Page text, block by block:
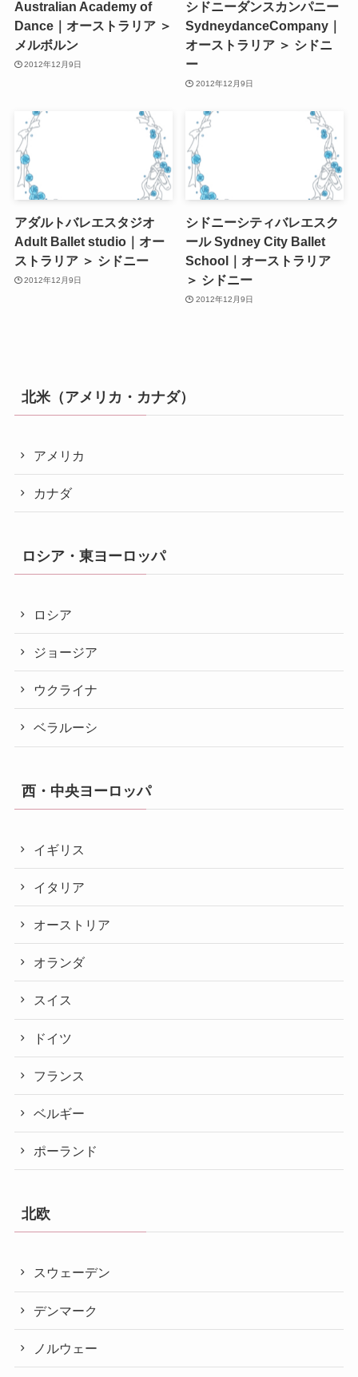
Australian Academy of
Dance｜オーストラリア ＞
メルボルン
2012年12月9日
シドニーダンスカンパニー
SydneydanceCompany｜
オーストラリア ＞ シドニ
ー
2012年12月9日
アダルトバレエスタジオ
Adult Ballet studio｜オー
ストラリア ＞ シドニー
2012年12月9日
シドニーシティバレエスク
ール Sydney City Ballet
School｜オーストラリア
＞ シドニー
2012年12月9日
北米（アメリカ・カナダ）
アメリカ
カナダ
ロシア・東ヨーロッパ
ロシア
ジョージア
ウクライナ
ベラルーシ
西・中央ヨーロッパ
イギリス
イタリア
オーストリア
オランダ
スイス
ドイツ
フランス
ベルギー
ポーランド
北欧
スウェーデン
デンマーク
ノルウェー